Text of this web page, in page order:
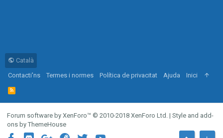
Català
Contacti'ns
Termes i normes Política de privacitat Ajuda Inici
R
S
S
Forum software by XenForo™ © 2010-2018 XenForo Ltd. | Style and add-
ons by ThemeHouse